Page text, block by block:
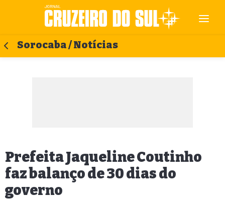
Sorocaba / Notícias
Prefeita Jaqueline Coutinho
faz balanço de 30 dias do
governo